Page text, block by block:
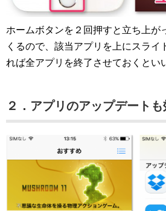
ホームボタンを２回押すと立ち上が
くるので、該当アプリを上にスライ
れば全アプリを終了させておくとい
２．アプリのアップデートも